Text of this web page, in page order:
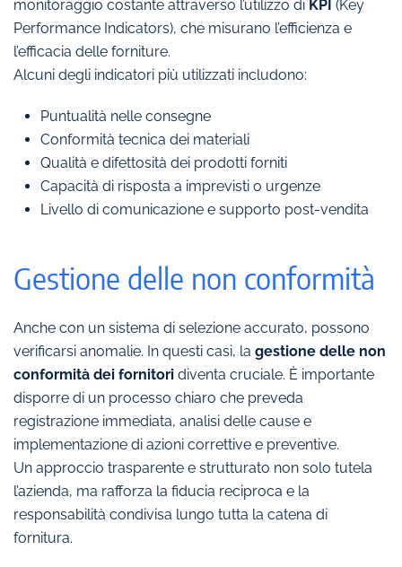
monitoraggio costante attraverso l’utilizzo di KPI (Key
Performance Indicators), che misurano l’efficienza e
l’efficacia delle forniture.
Alcuni degli indicatori più utilizzati includono:
Puntualità nelle consegne
Conformità tecnica dei materiali
Qualità e difettosità dei prodotti forniti
Capacità di risposta a imprevisti o urgenze
Livello di comunicazione e supporto post-vendita
Gestione delle non conformità
Anche con un sistema di selezione accurato, possono
verificarsi anomalie. In questi casi, la gestione delle non
conformità dei fornitori diventa cruciale. È importante
disporre di un processo chiaro che preveda
registrazione immediata, analisi delle cause e
implementazione di azioni correttive e preventive.
Un approccio trasparente e strutturato non solo tutela
l’azienda, ma rafforza la fiducia reciproca e la
responsabilità condivisa lungo tutta la catena di
fornitura.